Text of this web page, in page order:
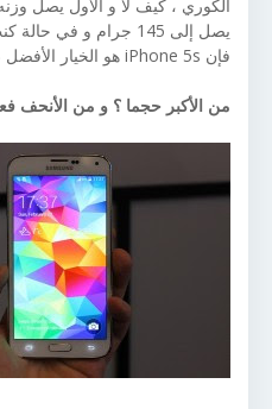
يصل إلى 145 جرام و
فإن iPhone 5s هو الخيار الأفضل على هذا المستوى .
من الأكبر حجما ؟ و من الأنحف